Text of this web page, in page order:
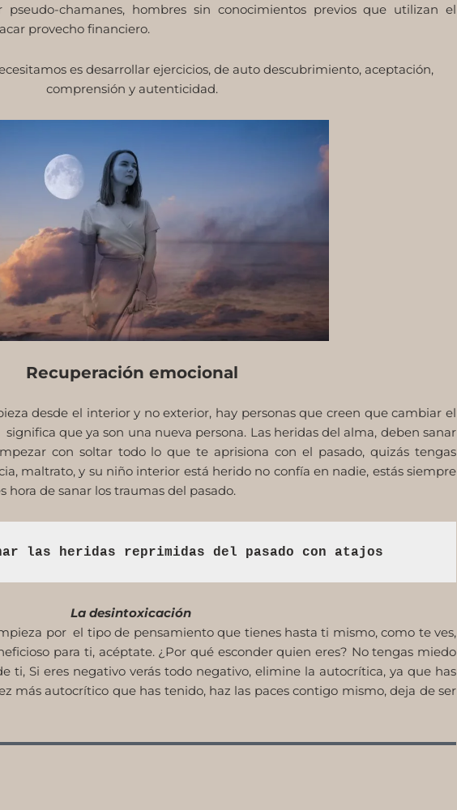
chamanes, hombres sin conocimientos previos que utilizan el
provecho financiero.
es desarrollar ejercicios, de auto descubrimiento, aceptación,
comprensión y autenticidad.
Recuperación emocional
desde el interior y no exterior, hay personas que creen que cambiar el
que ya son una nueva persona. Las heridas del alma, deben sanar
con soltar todo lo que te aprisiona con el pasado, quizás tengas
maltrato, y su niño interior está herido no confía en nadie, estás siempre
hora de sanar los traumas del pasado.
las heridas reprimidas del pasado con atajos
La desintoxicación
por el tipo de pensamiento que tienes hasta ti mismo, como te ves,
para ti, acéptate. ¿Por qué esconder quien eres? No tengas miedo
ti, Si eres negativo verás todo negativo, elimine la autocrítica, ya que has
más autocrítico que has tenido, haz las paces contigo mismo, deja de ser